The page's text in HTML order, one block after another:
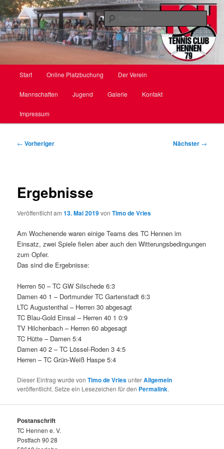
Zum
primären
Inhalt
springenTC Hennen e. V.
Start Online Platzbuchung Der Verein
Mannschaften Jugend Galerie Kontakt
Impressum
Beitragsnavigation
← Vorheriger Nächster →
Ergebnisse
Veröffentlicht am13. Mai 2019vonTimo de Vries
Am Wochenende waren einige Teams des TC Hennen im
Einsatz, zwei Spiele fielen aber auch den Witterungsbedingungen
zum Opfer.
Das sind die Ergebnisse:
Herren 50 – TC GW Silschede 6:3
Damen 40 1 – Dortmunder TC Gartenstadt 6:3
LTC Augustenthal – Herren 30 abgesagt
TC Blau-Gold Einsal – Herren 40 1 0:9
TV Hilchenbach – Herren 60 abgesagt
TC Hütte – Damen 5:4
Damen 40 2 – TC Lössel-Roden 3 4:5
Herren – TC Grün-Weiß Haspe 5:4
Dieser Eintrag wurde vonTimo de VriesunterAllgemein
veröffentlicht. Setze ein Lesezeichen für den Permalink.
Postanschrift
TC Hennen e. V.
Postfach 90 28